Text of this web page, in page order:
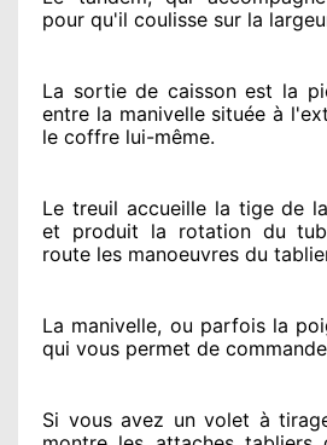
pour qu'il coulisse sur la
La sortie de caisson est la
entre la manivelle située à
le coffre lui-même.
Le treuil accueille la tige de
et produit la rotation du
route les manoeuvres du
La manivelle, ou parfois la
qui vous permet de
Si vous avez un volet à